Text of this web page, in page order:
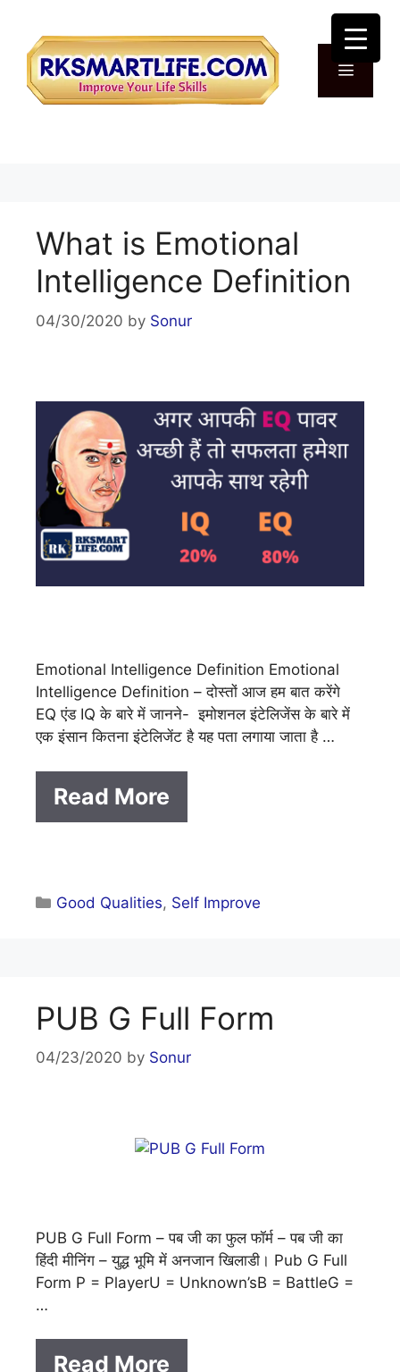
content
What is Emotional
Intelligence Definition
04/30/2020 by Sonur
Emotional Intelligence Definition Emotional
Intelligence Definition – दोस्तों आज हम बात करेंगे
EQ एंड IQ के बारे में जानने- इमोशनल इंटेलिजेंस के बारे में
एक इंसान कितना इंटेलिजेंट है यह पता लगाया जाता है …
Read More
Categories
Good Qualities, Self Improve
PUB G Full Form
04/23/2020 by Sonur
PUB G Full Form – पब जी का फुल फॉर्म – पब जी का
हिंदी मीनिंग – युद्ध भूमि में अनजान खिलाडी। Pub G Full
Form P = PlayerU = Unknown’sB = BattleG =
…
Read More